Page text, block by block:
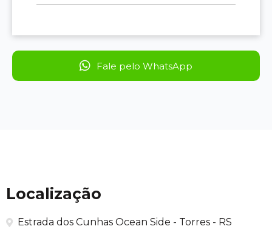
Fale pelo WhatsApp
Localização
Estrada dos Cunhas Ocean Side - Torres - RS